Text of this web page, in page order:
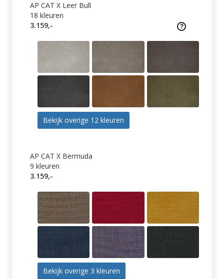
AP CAT X Leer Bull
18 kleuren
3.159,-
Bekijk overige 12 kleuren
AP CAT X Bermuda
9 kleuren
3.159,-
Bekijk overige 3 kleuren